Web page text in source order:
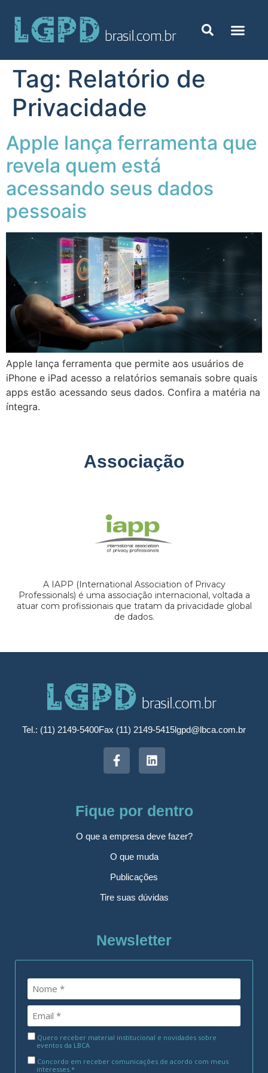
Tag: Relatório de
Privacidade
Apple lança ferramenta que
revela quem está
acessando seus dados
pessoais
Apple lança ferramenta que permite aos usuários de
iPhone e iPad acesso a relatórios semanais sobre quais
apps estão acessando seus dados. Confira a matéria na
íntegra.
Associação
A IAPP (International Association of Privacy
Professionals) é uma associação internacional, voltada a
atuar com profissionais que tratam da privacidade global
de dados.
Tel.: (11) 2149-5400Fax (11) 2149-5415lgpd@lbca.com.br
Fique por dentro
O que a empresa deve fazer?
O que muda
Publicações
Tire suas dúvidas
Newsletter
Quero receber material institucional e novidades sobre
eventos da LBCA
Concordo em receber comunicações de acordo com meus
interesses.*